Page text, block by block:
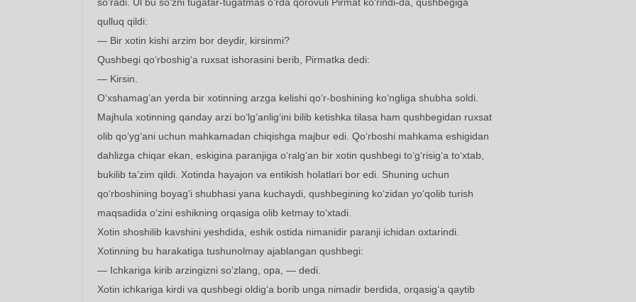
qulluq qildi:
— Bir xotin kishi arzim bor deydir, kirsinmi?
Qushbegi qo‘rboshig‘a ruxsat ishorasini berib, Pirmatka dedi:
— Kirsin.
O‘xshamag‘an yerda bir xotinning arzga kelishi qo‘r-boshining ko‘ngliga shubha soldi.
Majhula xotinning qanday arzi bo‘lg‘anlig‘ini bilib ketishka tilasa ham qushbegidan ruxsat
olib qo‘yg‘ani uchun mahkamadan chiqishga majbur edi. Qo‘rboshi mahkama eshigidan
dahlizga chiqar ekan, eskigina paranjiga o‘ralg‘an bir xotin qushbegi to‘g‘risig‘a to‘xtab,
bukilib ta’zim qildi. Xotinda hayajon va entikish holatlari bor edi. Shuning uchun
qo‘rboshining boyag‘i shubhasi yana kuchaydi, qushbegining ko‘zidan yo‘qolib turish
maqsadida o‘zini eshikning orqasiga olib ketmay to‘xtadi.
Xotin shoshilib kavshini yeshdida, eshik ostida nimanidir paranji ichidan oxtarindi.
Xotinning bu harakatiga tushunolmay ajablangan qushbegi:
— Ichkariga kirib arzingizni so‘zlang, opa, — dedi.
Xotin ichkariga kirdi va qushbegi oldig‘a borib unga nimadir berdida, orqasig‘a qaytib